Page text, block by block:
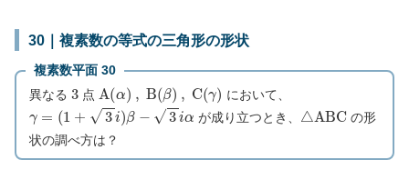
30｜複素数の等式の三角形の形状
複素数平面 30
異なる 3点 A (α ) B(β) C(γ ) において、
1+ i −3iα が成り立つとき、 △ ABC の形
状の調べ方は？